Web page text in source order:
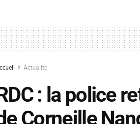
Actualité
: la police
Corneille